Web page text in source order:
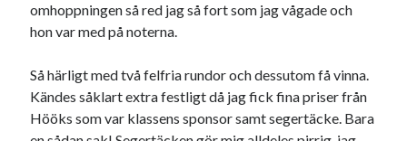
omhoppningen så red jag så fort som jag vågade och
hon var med på noterna.
Så härligt med två felfria rundor och dessutom få vinna.
Kändes såklart extra festligt då jag fick fina priser från
Hööks som var klassens sponsor samt segertäcke. Bara